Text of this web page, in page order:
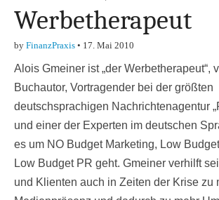
Werbetherapeut
by FinanzPraxis • 17. Mai 2010
Alois Gmeiner ist „der Werbetherapeut“,
Buchautor, Vortragender bei der größten
deutschsprachigen Nachrichtenagentur
und einer der Experten im deutschen
es um NO Budget Marketing, Low
Low Budget PR geht. Gmeiner verhilft
und Klienten auch in Zeiten der Krise zu